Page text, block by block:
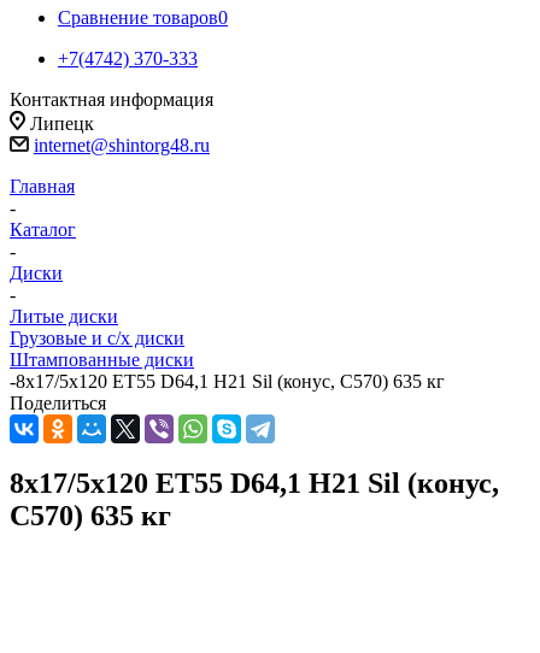
Сравнение товаров0
+7(4742) 370-333
Контактная информация
Липецк
internet@shintorg48.ru
Главная
-
Каталог
-
Диски
-
Литые диски
Грузовые и с/х диски
Штампованные диски
-8x17/5x120 ET55 D64,1 H21 Sil (конус, C570) 635 кг
Поделиться
8x17/5x120 ET55 D64,1 H21 Sil (конус,
C570) 635 кг